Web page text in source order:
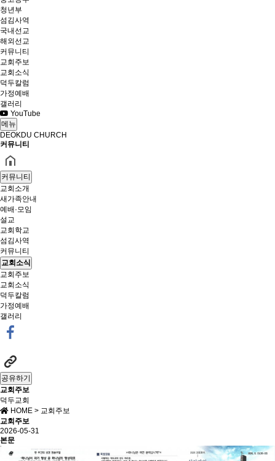
청년부
섬김사역
국내선교
해외선교
커뮤니티
교회주보
교회소식
덕두칼럼
가정예배
갤러리
YouTube
메뉴
DEOKDU CHURCH
커뮤니티
커뮤니티
교회소개
새가족안내
예배·모임
설교
교회학교
섬김사역
커뮤니티
교회소식
교회주보
교회소식
덕두칼럼
가정예배
갤러리
공유하기
교회주보
덕두교회
HOME > 교회주보
교회주보
2026-05-31
본문